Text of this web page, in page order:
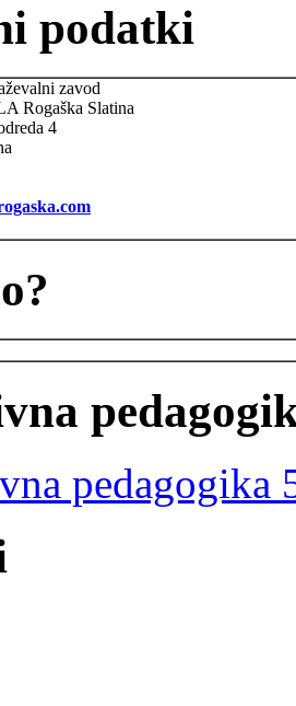
podatki
zavod
Rogaška Slatina
4